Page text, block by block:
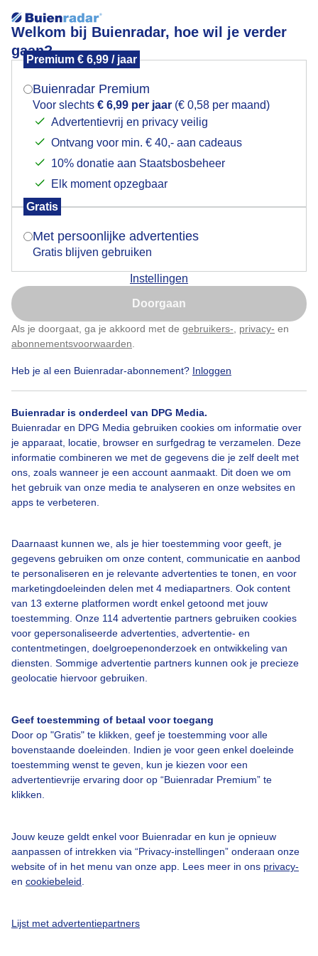
Welkom bij Buienradar, hoe wil je verder
gaan?
Premium € 6,99 / jaar
Buienradar Premium
Voor slechts € 6,99 per jaar (€ 0,58 per maand)
Advertentievrij en privacy veilig
Ontvang voor min. € 40,- aan cadeaus
10% donatie aan Staatsbosbeheer
Elk moment opzegbaar
Gratis
Met persoonlijke advertenties
Gratis blijven gebruiken
Instellingen
Doorgaan
Als je doorgaat, ga je akkoord met de gebruikers- privacy- en
abonnementsvoorwaarden
Heb je al een Buienradar-abonnement? Inloggen
Buienradar is onderdeel van DPG Media.
Buienradar en DPG Media gebruiken cookies om informatie over
je apparaat, locatie, browser en surfgedrag te verzamelen. Deze
informatie combineren we met de gegevens die je zelf deelt met
ons, zoals wanneer je een account aanmaakt. Dit doen we om
het gebruik van onze media te analyseren en onze websites en
apps te verbeteren.
Daarnaast kunnen we, als je hier toestemming voor geeft, je
gegevens gebruiken om onze content, communicatie en aanbod
te personaliseren en je relevante advertenties te tonen, en voor
marketingdoeleinden delen met 4 mediapartners. Ook content
van 13 externe platformen wordt enkel getoond met jouw
toestemming. Onze 114 advertentie partners gebruiken cookies
voor gepersonaliseerde advertenties, advertentie- en
contentmetingen, doelgroepenonderzoek en ontwikkeling van
diensten. Sommige advertentie partners kunnen ook je precieze
geolocatie hiervoor gebruiken.
Geef toestemming of betaal voor toegang
Door op "Gratis" te klikken, geef je toestemming voor alle
bovenstaande doeleinden. Indien je voor geen enkel doeleinde
toestemming wenst te geven, kun je kiezen voor een
advertentievrije ervaring door op “Buienradar Premium” te
klikken.
Jouw keuze geldt enkel voor Buienradar en kun je opnieuw
aanpassen of intrekken via “Privacy-instellingen” onderaan onze
website of in het menu van onze app. Lees meer in ons privacy-
en cookiebeleid
Lijst met advertentiepartners
Op een streepje na trekt de lucht dicht
Door: Martha kivits Gemaakt: 10-10-2025, 34x bekeken
Wolken
Bekijk slideshow
Over Buienradar
Bedrijfsgegevens
Contact
Toegankelijkheid
Gebruikersvoorwaarden
Adverteren
Privacy beleid
Cookie beleid
Mogen we je locatie gebruiken voor het
Indien je hier nog geen akkoord op hebt gegeven,
verschijnt er zo een pop-up uit je browser waarin
Is goed, toon de popup
Nu niet, misschien later
Klik hierom dit aan te passen